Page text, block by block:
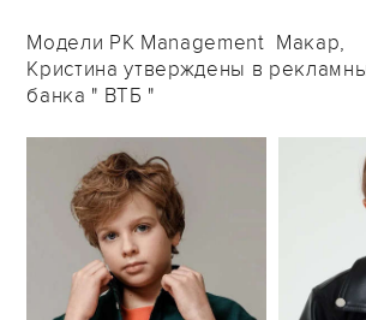
Модели PK Management Макар,
Кристина утверждены в
банка " ВТБ "